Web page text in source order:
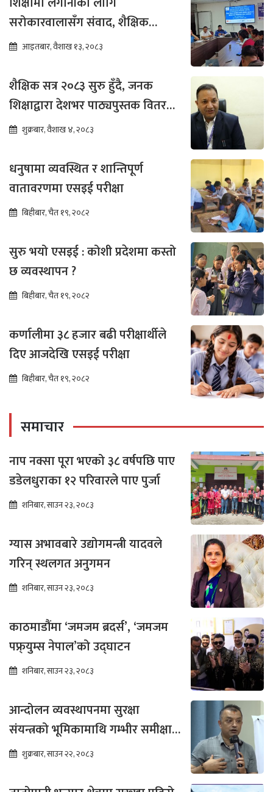
सरोकारवालासँग संवाद, शैक्षिक
सुधारमा जोड
आइतबार, वैशाख १३, २०८३
शैक्षिक सत्र २०८३ सुरु हुँदै, जनक
शिक्षाद्वारा देशभर पाठ्यपुस्तक वितरण
तीव्रशुक्रबार, वैशाख ४, २०८३
धनुषामा व्यवस्थित र शान्तिपूर्ण
वातावरणमा एसइई परीक्षा
बिहीबार, चैत १९, २०८२
सुरु भयो एसइई : कोशी प्रदेशमा कस्तो
छ व्यवस्थापन ?
बिहीबार, चैत १९, २०८२
कर्णालीमा ३८ हजार बढी परीक्षार्थीले
दिए आजदेखि एसइई परीक्षा
बिहीबार, चैत १९, २०८२
समाचार
नाप नक्सा पूरा भएको ३८ वर्षपछि पाए
डडेलधुराका १२ परिवारले पाए पुर्जा
शनिबार, साउन २३, २०८३
ग्यास अभावबारे उद्योगमन्त्री यादवले
गरिन् स्थलगत अनुगमन
शनिबार, साउन २३, २०८३
काठमाडौंमा ‘जमजम ब्रदर्स’, ‘जमजम
पफ्र्युम्स नेपाल’को उद्घाटन
शनिबार, साउन २३, २०८३
आन्दोलन व्यवस्थापनमा सुरक्षा
संयन्त्रको भूमिकामाथि गम्भीर समीक्षा
आवश्यक : गगन थापा
शुक्रबार, साउन २२, २०८३